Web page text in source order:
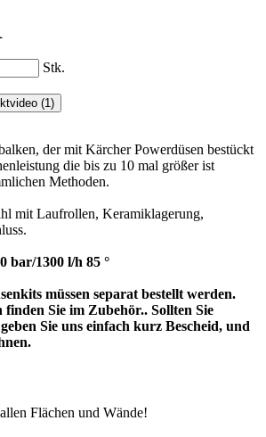
Stk.
(1)
der mit Kärcher Powerdüsen bestückt
die bis zu 10 mal größer ist
Methoden.
mit Laufrollen, Keramiklagerung,
bar/1300 l/h 85 °
müssen separat bestellt werden.
finden Sie im Zubehör.. Sollten Sie
Sie uns einfach kurz Bescheid, und
Flächen und Wände!